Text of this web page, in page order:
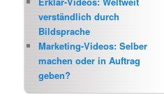
verständlich durch
Bildsprache
Marketing-Videos: Selber
machen oder in Auftrag
geben?